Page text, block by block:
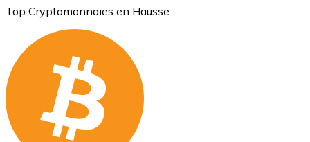
Top Cryptomonnaies en Hausse